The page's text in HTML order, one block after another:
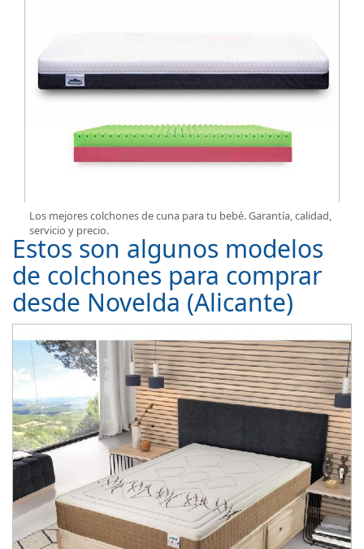
Los mejores colchones de cuna para tu bebé. Garantía, calidad,
servicio y precio.
Estos son algunos modelos
de colchones para comprar
desde Novelda (Alicante)